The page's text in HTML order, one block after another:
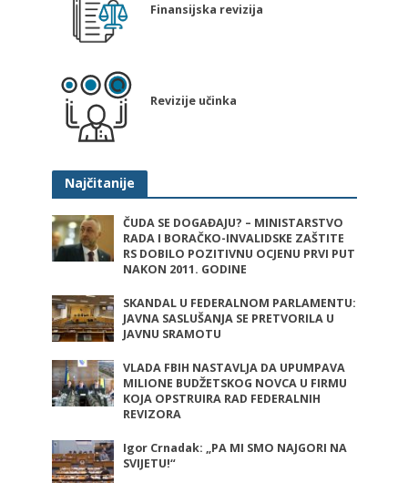
Finansijska revizija
Revizije učinka
Najčitanije
ČUDA SE DOGAĐAJU? – MINISTARSTVO
RADA I BORAČKO-INVALIDSKE ZAŠTITE
RS DOBILO POZITIVNU OCJENU PRVI PUT
NAKON 2011. GODINE
SKANDAL U FEDERALNOM PARLAMENTU:
JAVNA SASLUŠANJA SE PRETVORILA U
JAVNU SRAMOTU
VLADA FBIH NASTAVLJA DA UPUMPAVA
MILIONE BUDŽETSKOG NOVCA U FIRMU
KOJA OPSTRUIRA RAD FEDERALNIH
REVIZORA
Igor Crnadak: „PA MI SMO NAJGORI NA
SVIJETU!“